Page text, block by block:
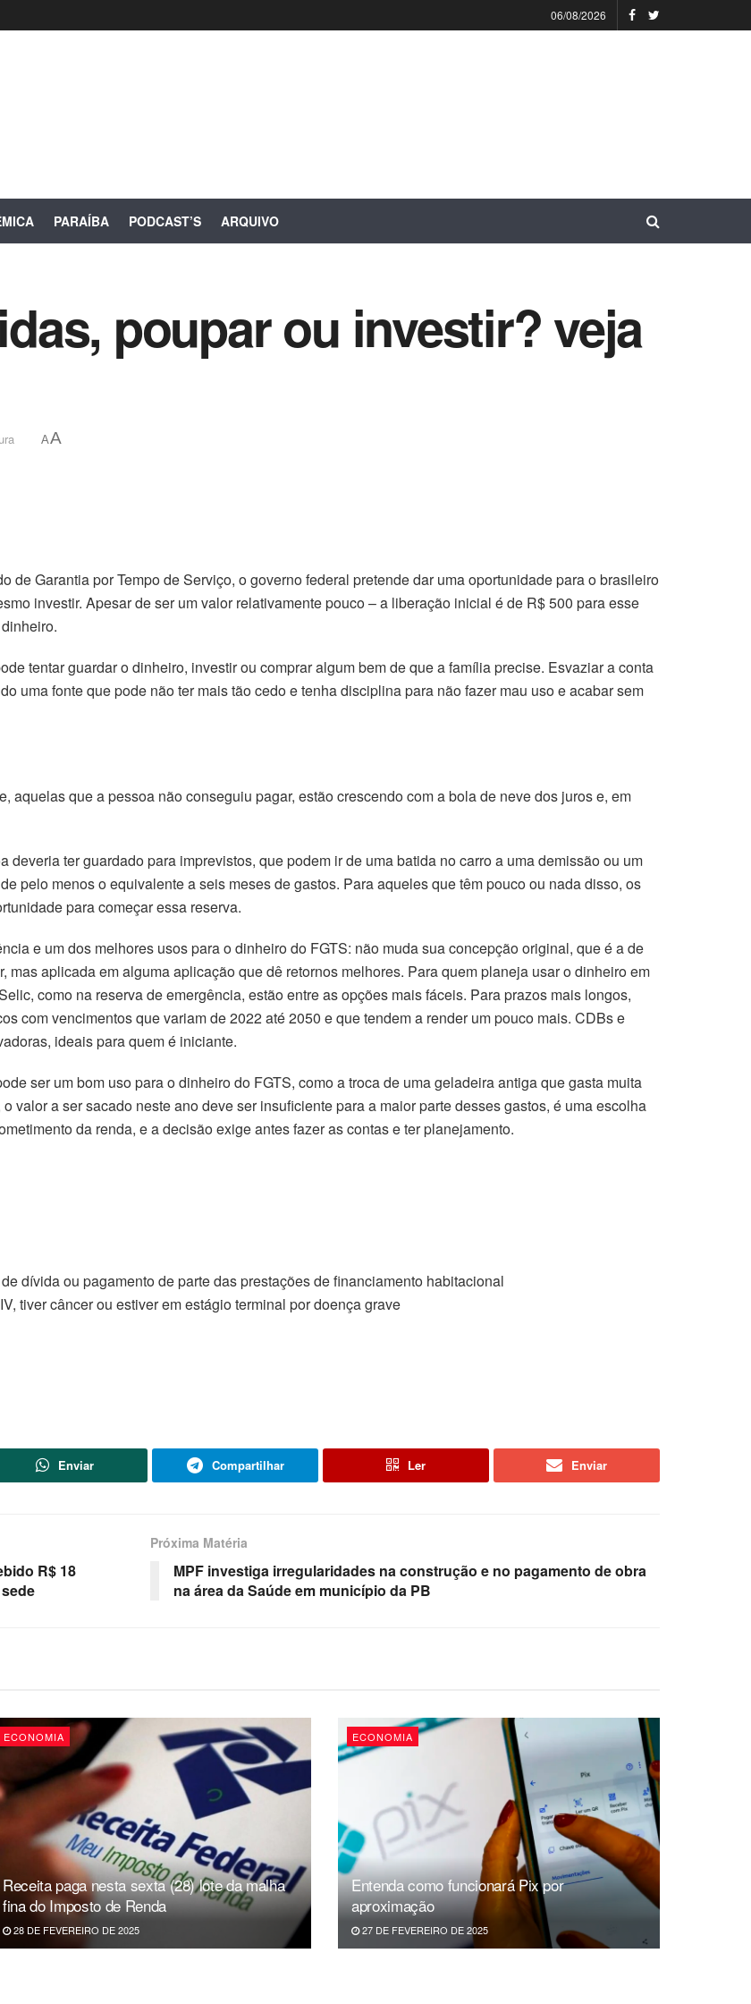
06/08/2026
PARAÍBA PODCAST’S ARQUIVO
poupar ou investir? veja
AA
de Garantia por Tempo de Serviço, o governo federal pretende dar uma oportunidade para o brasileiro
investir. Apesar de ser um valor relativamente pouco – a liberação inicial é de R$ 500 para esse
tentar guardar o dinheiro, investir ou comprar algum bem de que a família precise. Esvaziar a conta
uma fonte que pode não ter mais tão cedo e tenha disciplina para não fazer mau uso e acabar sem
aquelas que a pessoa não conseguiu pagar, estão crescendo com a bola de neve dos juros e, em
ter guardado para imprevistos, que podem ir de uma batida no carro a uma demissão ou um
pelo menos o equivalente a seis meses de gastos. Para aqueles que têm pouco ou nada disso, os
para começar essa reserva.
e um dos melhores usos para o dinheiro do FGTS: não muda sua concepção original, que é a de
mas aplicada em alguma aplicação que dê retornos melhores. Para quem planeja usar o dinheiro em
como na reserva de emergência, estão entre as opções mais fáceis. Para prazos mais longos,
com vencimentos que variam de 2022 até 2050 e que tendem a render um pouco mais. CDBs e
ideais para quem é iniciante.
ser um bom uso para o dinheiro do FGTS, como a troca de uma geladeira antiga que gasta muita
valor a ser sacado neste ano deve ser insuficiente para a maior parte desses gastos, é uma escolha
da renda, e a decisão exige antes fazer as contas e ter planejamento.
dívida ou pagamento de parte das prestações de financiamento habitacional
tiver câncer ou estiver em estágio terminal por doença grave
Enviar Compartilhar Ler Enviar
R$ 18
Próxima Matéria
MPF investiga irregularidades na construção e no pagamento de obra
na área da Saúde em município da PB
ECONOMIA
Receita paga nesta sexta (28) lote da malha
fina do Imposto de Renda
28 DE FEVEREIRO DE 2025
ECONOMIA
Entenda como funcionará Pix por
aproximação
27 DE FEVEREIRO DE 2025